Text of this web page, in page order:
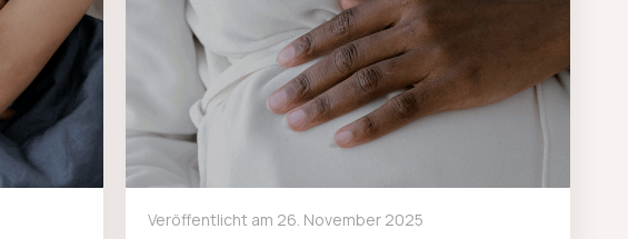
Veröffentlicht am 26. November 2025